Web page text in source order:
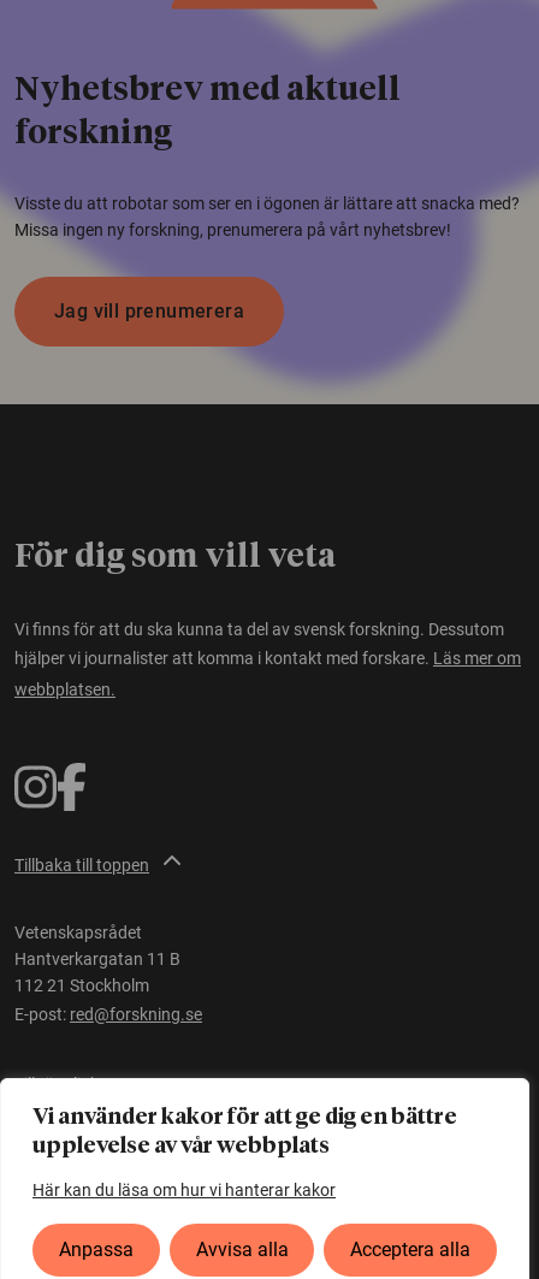
Vi använder kakor för att ge dig en bättre
upplevelse av vår webbplats
Här kan du läsa om hur vi hanterar kakor
Anpassa Avvisa alla Acceptera alla
Nyhetsbrev med aktuell
forskning
Visste du att robotar som ser en i ögonen är lättare att snacka med?
Missa ingen ny forskning, prenumerera på vårt nyhetsbrev!
Jag vill prenumerera
För dig som vill veta
Vi finns för att du ska kunna ta del av svensk forskning. Dessutom
hjälper vi journalister att komma i kontakt med forskare. Läs mer om
webbplatsen.
Tillbaka till toppen
Vetenskapsrådet
Hantverkargatan 11 B
112 21 Stockholm
E-post: red@forskning.se
Tillgänglighet
Ett initiativ avVetenskapsrådet